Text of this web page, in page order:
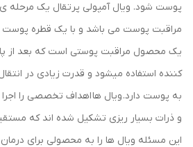
پوست شود. ویال آمپولی پرتقال یک مرحله
مراقبت پوست می باشد و با یک قطره پوست
یک محصول مراقبت پوستی است که بعد از
کننده استفاده میشود و قدرت زیادی در
به پوست دارد. ویال ها اهداف تخصصی را
و ذرات بسیار ریزی تشکیل شده اند که
این مسئله ویال ها را به محصولی برای